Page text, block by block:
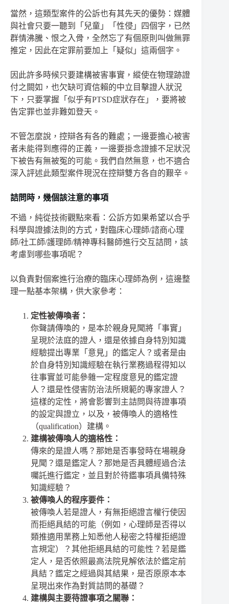
當然，這類型案件的公訴也有其先天的優勢：媒體
與社會只要一聽到「兒童」「性侵」四個字，已然
群情沸騰、恨之入骨，全然忘了有個原則叫做無罪
推定，因此在定罪前要加上「疑似」這兩個字。
因此許多時候只要建構被害事實，縱使在物理跡證
付之闕如，也欠缺可資信賴的中立目擊證人狀況
下，只要掌握「似乎有PTSD症狀存在」，要將被
告定罪也並非難如登天。
不管怎麼說，控辯各有各的難處；一邊要擔心被害
者未能得到應得的正義，一邊要掛念證據不足狀況
下被告有無被冤的可能。我們自然無意，也不適合
深入評述此類型案件現況在控辯雙方各自的艱辛。
詰問時，幾個該注意的事項
不過，純從技術觀點來看：公訴方如果希望以合乎
科學與證據法則的方式，對臨床心理師/諮商心理
師/社工師/護理師/精神專科醫師進行交互詰問，該
考慮到哪些事項呢？
以負責對個案進行治療的臨床心理師為例，這邊整
理一點基本架構，供大家參考：
定性被傳喚者：
你聲請傳喚的，是本於親身見聞將「事實」
呈現於法庭的證人，還是依據自身特別知識
經驗提出專業「意見」的鑑定人？或者是由
於自身特別知識經驗在執行業務過程得知以
往事實並可能參雜一定程度意見的鑑定證
人？還是性侵害防治法所規範的專家證人？
這樣的定性，將會影響到主詰問與待證事項
的設定與證立，以及，被傳喚人的適格性
（qualification）建構。
建構被傳喚人的適格性：
傳來的是證人嗎？那她是否事發時在場親身
見聞？還是鑑定人？那她是否具體經過合法
囑託進行鑑定，並且對於待鑑事項具備特殊
知識經驗？
被傳喚人的程序要件：
被傳喚人若是證人，有無拒絕證言權行使因
而拒絕具結的可能（例如，心理師是否得以
類推適用業務上知悉他人秘密之特權拒絕證
言規定）？其他拒絕具結的可能性？若是鑑
定人，是否依照最高法院見解依法於鑑定前
具結？鑑定之經過與其結果，是否原原本本
呈現出來作為對質詰問的基礎？
建構與主要待證事項之關聯：